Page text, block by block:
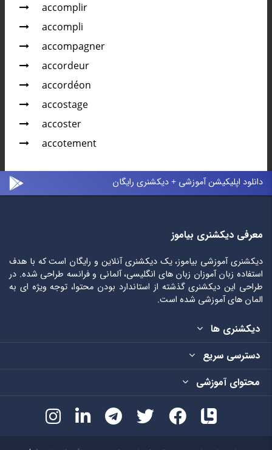
accomplir
accompli
accompagner
accordeur
accordéon
accostage
accoster
accotement
دانلود اپلیکیشن آموزشی + دیکشنری رایگان
معرفی دیکشنری بیاموز
دیکشنری آموزشی بیاموز، یک دیکشنری آنلاین و رایگان است که با هدف
استفاده زبان آموزان زبان های انگلیسی، آلمانی و فرانسه طراحی شده. در
طراحی این دیکشنری گذشته از استاندارد بودن محتوا، توجه ویژه ای به
المان های آموزشی شده است.
دیکشنری ها
دسترسی سریع
محتوای آموزشی